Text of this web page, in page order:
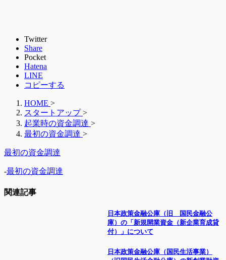
Twitter
Share
Pocket
Hatena
LINE
コピーする
HOME >
スタートアップ >
起業時の資金調達 >
最初の資金調達 >
最初の資金調達
-最初の資金調達
関連記事
日本政策金融公庫（旧 国民金融公
庫）の「新規開業資金（新企業育成貸
付）」について
日本政策金融公庫（国民生活事業）